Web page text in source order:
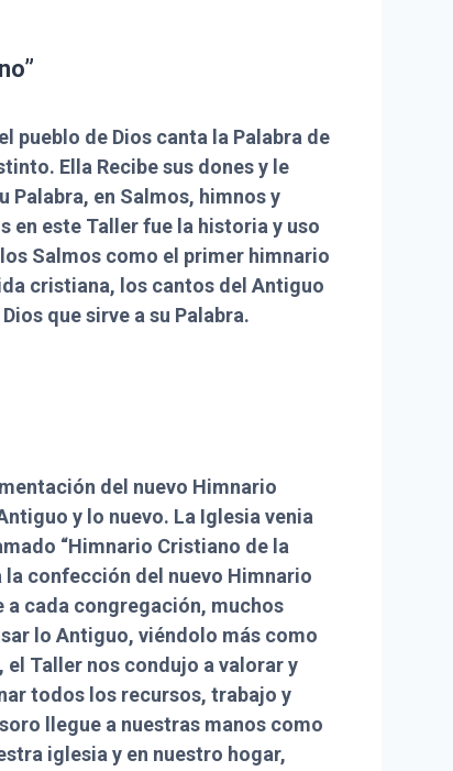
pueblo de Dios canta la Palabra de
Ella Recibe sus dones y le
Palabra, en Salmos, himnos y
este Taller fue la historia y uso
Salmos como el primer himnario
cristiana, los cantos del Antiguo
que sirve a su Palabra.
del nuevo Himnario
y lo nuevo. La Iglesia venia
“Himnario Cristiano de la
la confección del nuevo Himnario
cada congregación, muchos
lo Antiguo, viéndolo más como
Taller nos condujo a valorar y
todos los recursos, trabajo y
llegue a nuestras manos como
iglesia y en nuestro hogar,